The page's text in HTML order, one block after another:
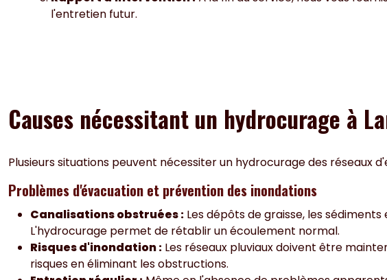
l'entretien futur.
Causes nécessitant un hydrocurage à
Plusieurs situations peuvent nécessiter un hydrocurage des réseaux
Problèmes d'évacuation et prévention des inondations
Canalisations obstruées : Les dépôts de graisse, les
L'hydrocurage permet de rétablir un écoulement normal.
Risques d'inondation : Les réseaux pluviaux doivent être
risques en éliminant les obstructions.